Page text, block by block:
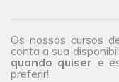
Os nossos cursos
conta a sua
quando quiser e
preferir!